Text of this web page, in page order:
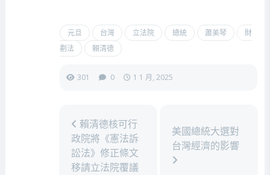
元旦 台灣 立法院 總統 蕭美琴
財
劃法
賴清德
301 0 1 1 月, 2025
賴清德核可行
政院將《憲法訴
訟法》修正條文
移請立法院覆議
美國總統大選對
台灣經濟的影響